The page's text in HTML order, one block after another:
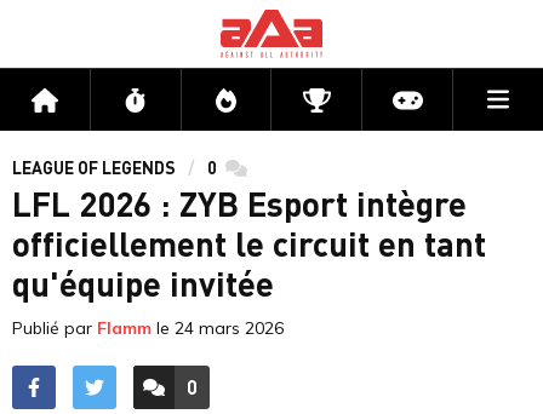
Accueil Flux Directs CompétitionsActu jeux
LEAGUE OF LEGENDS 0 commentaires
LFL 2026 : ZYB Esport intègre
officiellement le circuit en tant
qu'équipe invitée
Publié par Flamm le 24 mars 2026
ACCÉDER AUX
0
COMMENTAIRES